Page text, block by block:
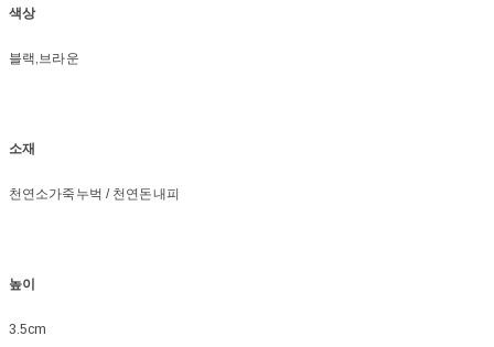
색상
블랙,브라운
소재
천연소가죽누벅 / 천연돈내피
높이
3.5cm